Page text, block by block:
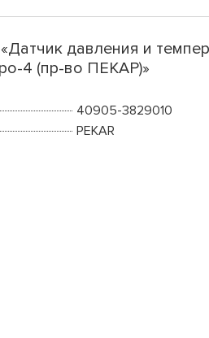
давления и
4 (пр-во ПЕКАР)»
40905-3829010
PEKAR